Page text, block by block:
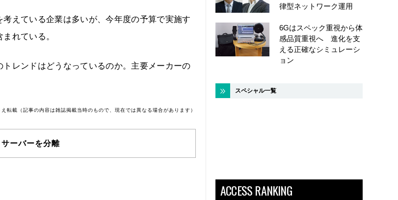
えている企業は多いが、今年度の予算で実施す
れている。
レンドはどうなっているのか。主要メーカーの
転載（記事の内容は雑誌掲載当時のもので、現在では異なる場合があります）
ーバーを分離
律型ネットワーク運用
6Gはスペック重視から体
感品質重視へ 進化を支
える正確なシミュレーシ
ョン
スペシャル一覧
ACCESS RANKING